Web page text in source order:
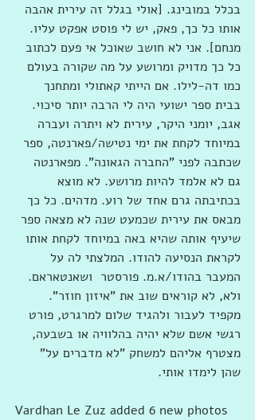
בכלל במובינג. [אולי בגלל זה עירית אהבה
אותו כל כך, פאק, יש לי פוסט אפקט עליו.
מנחם]. אני לא חושב שאוכל אי פעם לכתוב
כל כך מדויק ומרושע על מה שקורה בעולם
כמו דה-לילו. אם הייתי קאתולי ומתחנך
בבית ספר ישועי היה לי הרבה יותר סיכוי.
אגב, יומני היקר, עירית לא ויתרה ועברה
במיוחד לקחת את ימי נטישה/פארנטה, ספר
שכתבה לפני "החברה הגאונה". מפארנטה
גם לא אלמד להיות מרושע. לא מוצא
בכתיבתה גרם אחד של רוע. מדהים. כל כך
מבאס את עירית שכמעט שנה לא מצאה ספר
שיעיף אותה שהיא באה במיוחד לקחת אותו
לקראת הנסיעה להודו. המלצתי לה על
המעבר בהודו/א.מ. פורסטר  ושאנטאראם.
ולא, לא קוראים שוב את "איזון חוזר".
מקפיד לעבור ולהגיד שלום למרגרט, פורט
רגשי אשם שלא יהיה בהלוויה או בשבעה,
מצטרף אליהם למשחק "לא מדברים על"
שהן לימדו אותי.
Vardhan Le Zuz added 6 new photos